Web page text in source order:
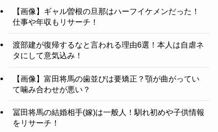
【画像】ギャル曽根の旦那はハーフイケメンだった！
仕事や年収もリサーチ！
渡部建が復帰するなと言われる理由6選！本人は自虐ネ
タにして意気込み！
【画像】富田将馬の歯並びは要矯正？顎が曲がってい
て噛み合わせが悪い？
冨田将馬の結婚相手(嫁)は一般人！馴れ初めや子供情報
をリサーチ！